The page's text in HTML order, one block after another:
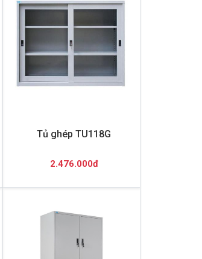
Tủ ghép TU118G
2.476.000đ